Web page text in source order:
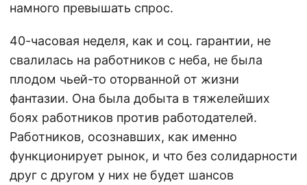
намного превышать спрос.
40-часовая неделя, как и соц. гарантии, не
свалилась на работников с неба, не была
плодом чьей-то оторванной от жизни
фантазии. Она была добыта в тяжелейших
боях работников против работодателей.
Работников, осознавших, как именно
функционирует рынок, и что без солидарности
друг с другом у них не будет шансов